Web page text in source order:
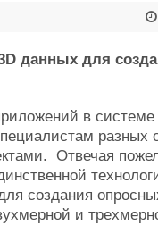
данных для
в системе
разных
Отвечая
создания
и